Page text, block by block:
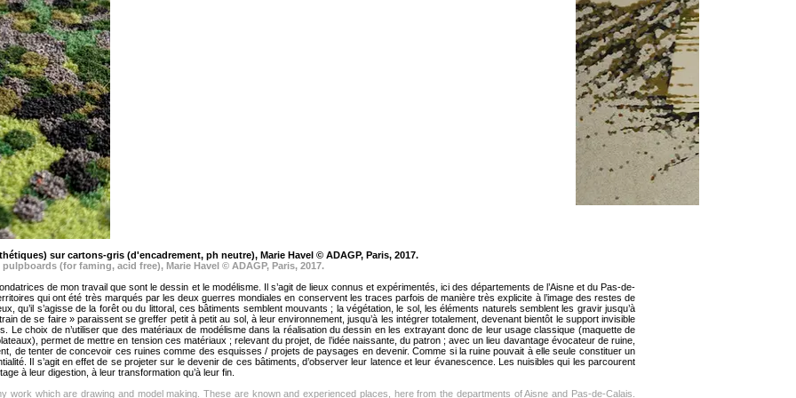
sur cartons-gris (d'encadrement, ph neutre), Marie Havel © ADAGP, Paris, 2017.
(for faming, acid free), Marie Havel © ADAGP, Paris, 2017.
de mon travail que sont le dessin et le modélisme. Il s’agit de lieux connus et expérimentés, ici des départements de l’Aisne et du Pas-de-
qui ont été très marqués par les deux guerres mondiales en conservent les traces parfois de manière très explicite à l’image des restes de
qu’il s’agisse de la forêt ou du littoral, ces bâtiments semblent mouvants ; la végétation, le sol, les éléments naturels semblent les gravir jusqu’à
de se faire » paraissent se greffer petit à petit au sol, à leur environnement, jusqu’à les intégrer totalement, devenant bientôt le support invisible
Le choix de n’utiliser que des matériaux de modélisme dans la réalisation du dessin en les extrayant donc de leur usage classique (maquette de
permet de mettre en tension ces matériaux ; relevant du projet, de l’idée naissante, du patron ; avec un lieu davantage évocateur de ruine,
de tenter de concevoir ces ruines comme des esquisses / projets de paysages en devenir. Comme si la ruine pouvait à elle seule constituer un
Il s’agit en effet de se projeter sur le devenir de ces bâtiments, d’observer leur latence et leur évanescence. Les nuisibles qui les parcourent
à leur digestion, à leur transformation qu’à leur fin.
work which are drawing and model making. These are known and experienced places, here from the departments of Aisne and Pas-de-Calais.